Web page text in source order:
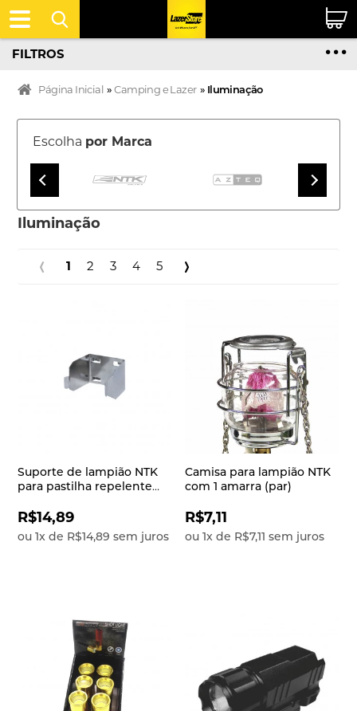
Página Inicial » Camping e Lazer » Iluminação
Escolha por Marca
FILTROS
Iluminação
1 2 3 4 5
Suporte de lampião NTK
para pastilha repelente
R$14,89
ou1x de R$14,89 sem juros
Camisa para lampião NTK
com 1 amarra (par)
R$7,11
ou 1xde R$7,11 sem juros